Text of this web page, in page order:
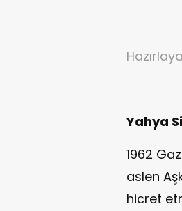
Yahya
1962
aslen
hicret